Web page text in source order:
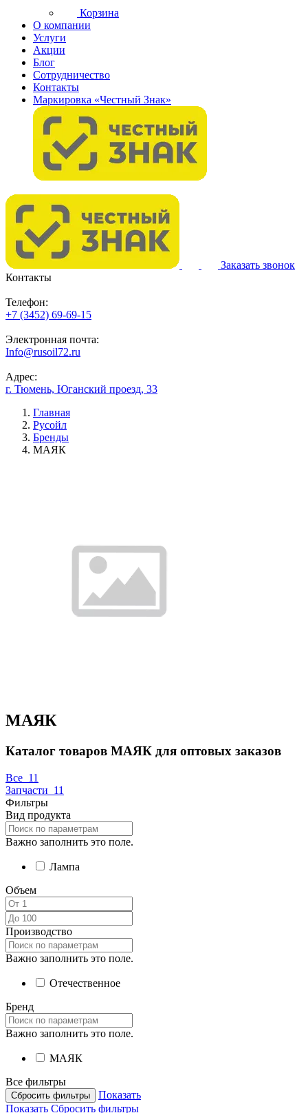
Корзина
О компании
Услуги
Акции
Блог
Сотрудничество
Контакты
Маркировка «Честный Знак»
Заказать звонок
Контакты
Телефон:
+7 (3452) 69-69-15
Электронная почта:
Info@rusoil72.ru
Адрес:
г. Тюмень, Юганский проезд, 33
Главная
Русойл
Бренды
МАЯК
МАЯК
Каталог товаров МАЯК для оптовых заказов
Все 11
Запчасти 11
Фильтры
Вид продукта
Важно заполнить это поле.
Лампа
Объем
Производство
Важно заполнить это поле.
Отечественное
Бренд
Важно заполнить это поле.
МАЯК
Все фильтры
Сбросить фильтры
Показать
Показать Сбросить фильтры